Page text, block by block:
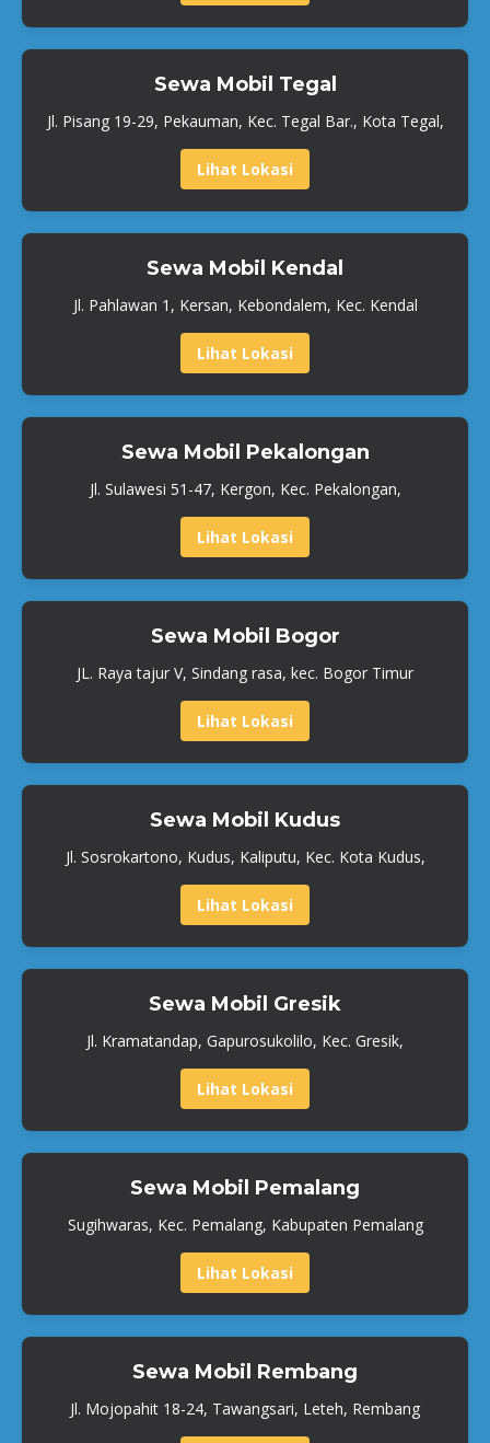
Sewa Mobil Tegal
Jl. Pisang 19-29, Pekauman, Kec. Tegal Bar., Kota Tegal,
Lihat Lokasi
Sewa Mobil Kendal
Jl. Pahlawan 1, Kersan, Kebondalem, Kec. Kendal
Lihat Lokasi
Sewa Mobil Pekalongan
Jl. Sulawesi 51-47, Kergon, Kec. Pekalongan,
Lihat Lokasi
Sewa Mobil Bogor
JL. Raya tajur V, Sindang rasa, kec. Bogor Timur
Lihat Lokasi
Sewa Mobil Kudus
Jl. Sosrokartono, Kudus, Kaliputu, Kec. Kota Kudus,
Lihat Lokasi
Sewa Mobil Gresik
Jl. Kramatandap, Gapurosukolilo, Kec. Gresik,
Lihat Lokasi
Sewa Mobil Pemalang
Sugihwaras, Kec. Pemalang, Kabupaten Pemalang
Lihat Lokasi
Sewa Mobil Rembang
Jl. Mojopahit 18-24, Tawangsari, Leteh, Rembang